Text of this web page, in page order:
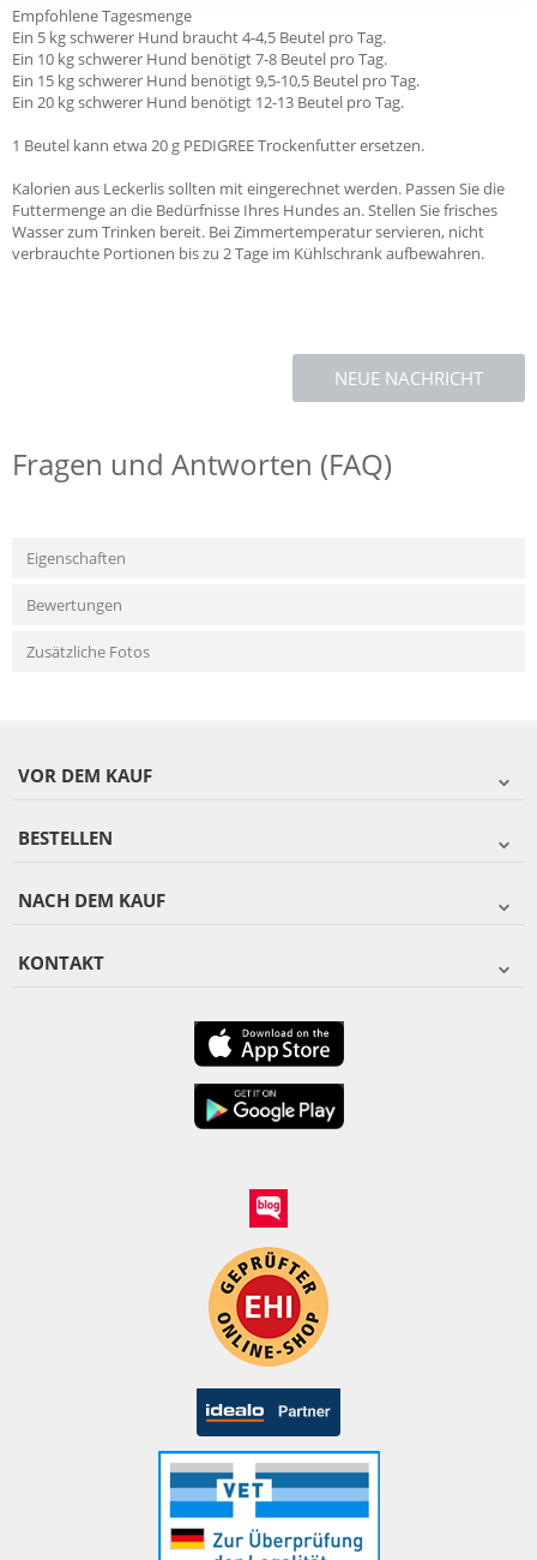
Empfohlene Tagesmenge
Ein 5 kg schwerer Hund braucht 4-4,5 Beutel pro Tag.
Ein 10 kg schwerer Hund benötigt 7-8 Beutel pro Tag.
Ein 15 kg schwerer Hund benötigt 9,5-10,5 Beutel pro Tag.
Ein 20 kg schwerer Hund benötigt 12-13 Beutel pro Tag.
1 Beutel kann etwa 20 g PEDIGREE Trockenfutter ersetzen.
Kalorien aus Leckerlis sollten mit eingerechnet werden. Passen Sie die
Futtermenge an die Bedürfnisse Ihres Hundes an. Stellen Sie frisches
Wasser zum Trinken bereit. Bei Zimmertemperatur servieren, nicht
verbrauchte Portionen bis zu 2 Tage im Kühlschrank aufbewahren.
NEUE NACHRICHT
Fragen und Antworten (FAQ)
Eigenschaften
Bewertungen
Zusätzliche Fotos
VOR DEM KAUF
BESTELLEN
NACH DEM KAUF
KONTAKT